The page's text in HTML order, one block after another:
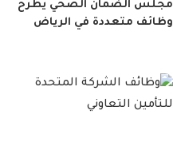
مجلس الضمان الصحي يطرح
وظائف متعددة في الرياض